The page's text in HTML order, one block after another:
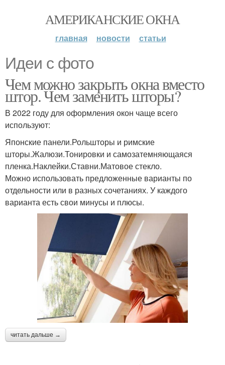
АМЕРИКАНСКИЕ ОКНА
главная новости статьи
Идеи с фото
Чем можно закрыть окна вместо
штор. Чем заменить шторы?
В 2022 году для оформления окон чаще всего
используют:
Японские панели.Рольшторы и римские
шторы.Жалюзи.Тонировки и самозатемняющаяся
пленка.Наклейки.Ставни.Матовое стекло.
Можно использовать предложенные варианты по
отдельности или в разных сочетаниях. У каждого
варианта есть свои минусы и плюсы.
читать дальше →